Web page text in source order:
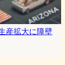
産拡大に障壁